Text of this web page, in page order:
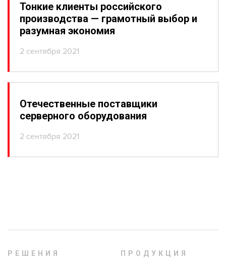
Тонкие клиенты российского
производства — грамотный выбор и
разумная экономия
2 сентября 2021
Отечественные поставщики
серверного оборудования
2 сентября 2021
РЕШЕНИЯ ПРОДУКЦИЯ